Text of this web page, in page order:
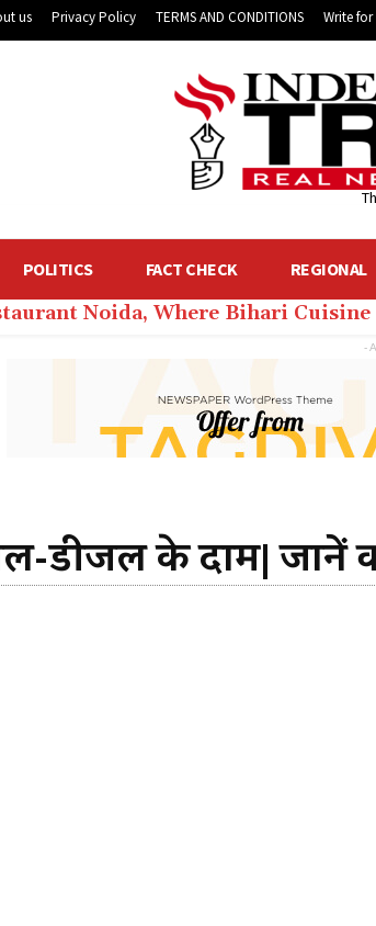
us Privacy Policy TERMS AND CONDITIONS Write for
POLITICS FACT CHECK REGIONAL
Noida, Where Bihari
-
डीजल के दाम| जानें